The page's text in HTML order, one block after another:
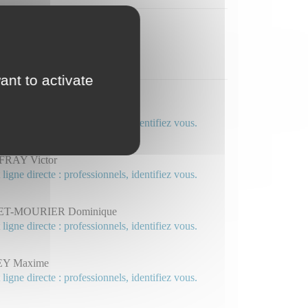
Amandine
directe : professionnels, identifiez vous.
Victor
directe : professionnels, identifiez vous.
MOURIER Dominique
directe : professionnels, identifiez vous.
Maxime
directe : professionnels, identifiez vous.
to activate